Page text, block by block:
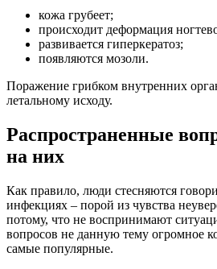
кожа грубеет;
происходит деформация
развивается гиперкератоз;
появляются мозоли.
Поражение грибком внутренних
летальному исходу.
Распространенные
на них
Как правило, люди стесняются
инфекциях – порой из чувства
потому, что не воспринимают
вопросов не данную тему огромное
самые популярные.